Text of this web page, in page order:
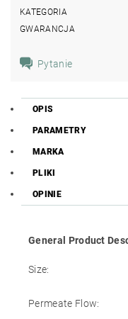
KATEGORIA
GWARANCJA
Pytanie
OPIS
PARAMETRY
MARKA
PLIKI
OPINIE
General Product
Size:
Permeate Flow: